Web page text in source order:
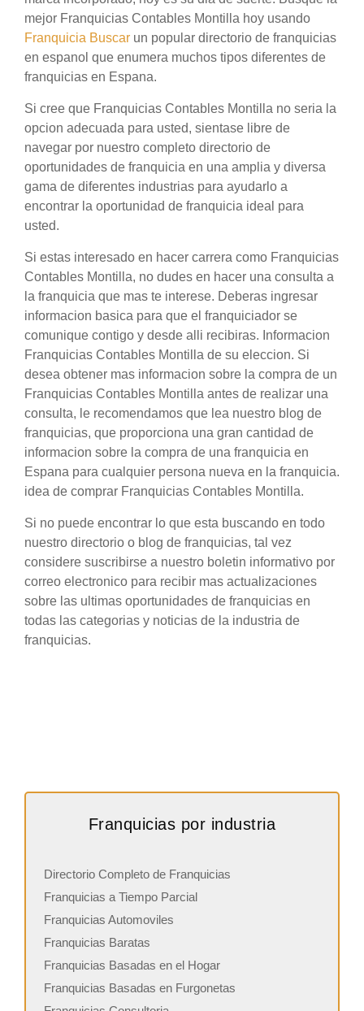
mejor Franquicias Contables Montilla hoy usando
Franquicia Buscar un popular directorio de franquicias
en espanol que enumera muchos tipos diferentes de
franquicias en Espana.
Si cree que Franquicias Contables Montilla no seria la
opcion adecuada para usted, sientase libre de
navegar por nuestro completo directorio de
oportunidades de franquicia en una amplia y diversa
gama de diferentes industrias para ayudarlo a
encontrar la oportunidad de franquicia ideal para
usted.
Si estas interesado en hacer carrera como Franquicias
Contables Montilla, no dudes en hacer una consulta a
la franquicia que mas te interese. Deberas ingresar
informacion basica para que el franquiciador se
comunique contigo y desde alli recibiras. Informacion
Franquicias Contables Montilla de su eleccion. Si
desea obtener mas informacion sobre la compra de un
Franquicias Contables Montilla antes de realizar una
consulta, le recomendamos que lea nuestro blog de
franquicias, que proporciona una gran cantidad de
informacion sobre la compra de una franquicia en
Espana para cualquier persona nueva en la franquicia.
idea de comprar Franquicias Contables Montilla.
Si no puede encontrar lo que esta buscando en todo
nuestro directorio o blog de franquicias, tal vez
considere suscribirse a nuestro boletin informativo por
correo electronico para recibir mas actualizaciones
sobre las ultimas oportunidades de franquicias en
todas las categorias y noticias de la industria de
franquicias.
Franquicias por industria
Directorio Completo de Franquicias
Franquicias a Tiempo Parcial
Franquicias Automoviles
Franquicias Baratas
Franquicias Basadas en el Hogar
Franquicias Basadas en Furgonetas